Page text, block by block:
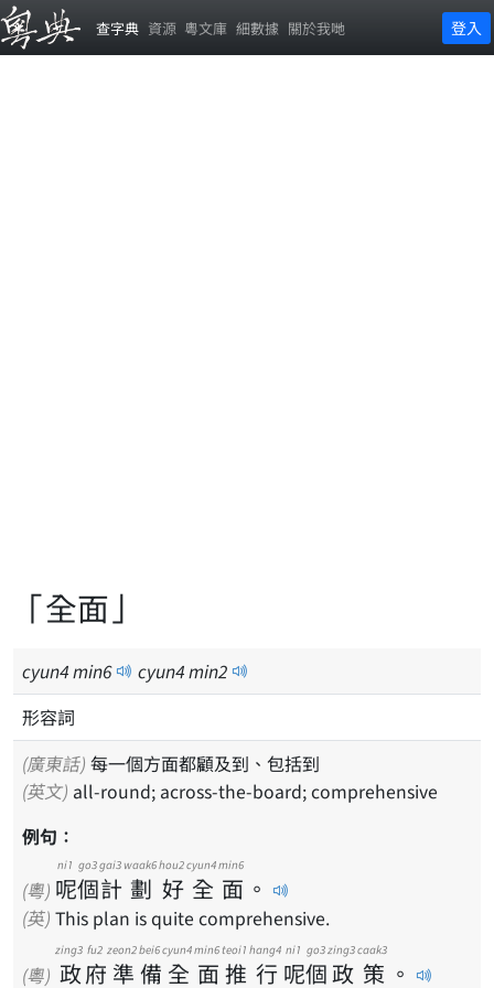
查字典 資源 粵文庫 細數據 關於我哋 登入
「全面」
cyun4min6 cyun4min2
形容詞
(廣東話) 每一個方面都顧及到、包括到
(英文) all-round; across-the-board; comprehensive
例句：
(粵) 呢
ni1
個
go3
計
gai3
劃
waak6
好
hou2
全
cyun4
面
min6
。
(英) This plan is quite comprehensive.
(粵) 政
zing3
府
fu2
準
zeon2
備
bei6
全
cyun4
面
min6
推
teoi1
行
hang4
呢
ni1
個
go3
政
zing3
策
caak3
。